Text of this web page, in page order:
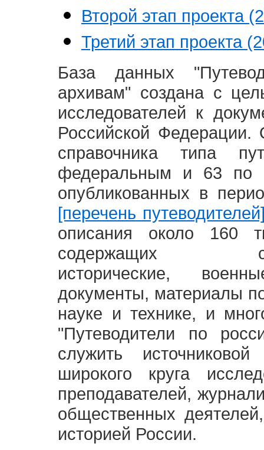
Второй этап проекта
Третий этап проекта
База данных
архивам" создана с
исследователей к
Российской
справочника типа
федеральным и 63 по
опубликованных в
[перечень
описания около 160
содержащих
исторические,
документы, материалы
науке и технике, и
"Путеводители по
служить
широкого круга
преподавателей,
общественных
историей России.